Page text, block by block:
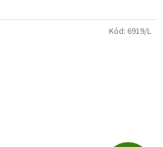
Kód: 6919/L